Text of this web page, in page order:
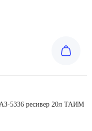
5336 ресивер 20л ТАИМ